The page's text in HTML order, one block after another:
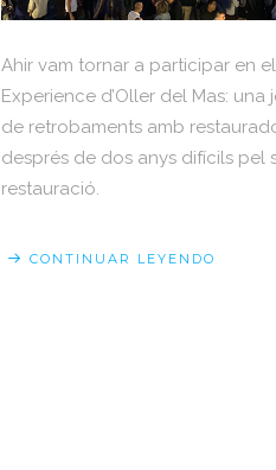
Ahir vam tornar a participar en
Experience d’Oller del Mas:
de retrobaments amb
després de dos anys difícils pel
restauració.
CONTINUAR LEYENDO